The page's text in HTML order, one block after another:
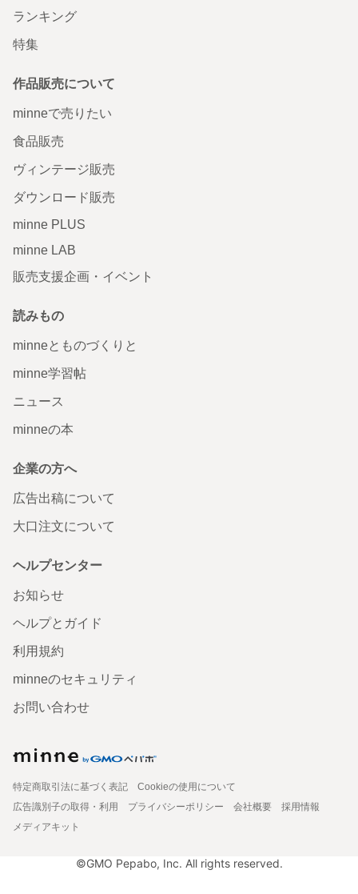
ランキング
特集
作品販売について
minneで売りたい
食品販売
ヴィンテージ販売
ダウンロード販売
minne PLUS
minne LAB
販売支援企画・イベント
読みもの
minneとものづくりと
minne学習帖
ニュース
minneの本
企業の方へ
広告出稿について
大口注文について
ヘルプセンター
お知らせ
ヘルプとガイド
利用規約
minneのセキュリティ
お問い合わせ
特定商取引法に基づく表記
Cookieの使用について
広告識別子の取得・利用
プライバシーポリシー 会社概要
採用情報
メディアキット
©GMO Pepabo, Inc. All rights reserved.